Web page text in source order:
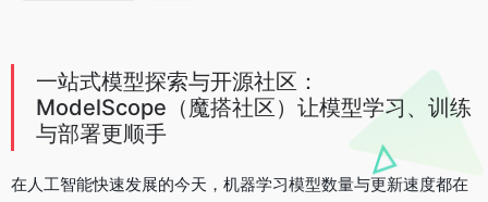
一站式模型探索与开源社区：
ModelScope（魔搭社区）让模型学习、训练
与部署更顺手
在人工智能快速发展的今天，机器学习模型数量与更新速度都在